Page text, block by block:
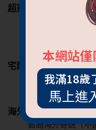
本網站
我滿18歲
馬上進
超商
宅配
黑貓宅急便
新竹物流
海外
郵局海外寄送（不